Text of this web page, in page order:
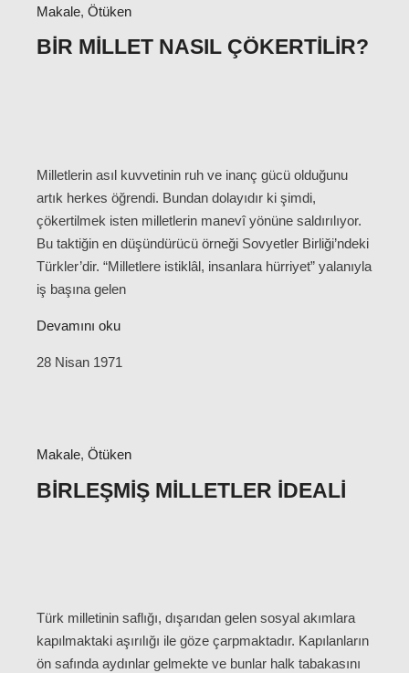
Makale, Ötüken
BIR MILLET NASIL ÇÖKERTILIR?
Milletlerin asıl kuvvetinin ruh ve inanç gücü olduğunu
artık herkes öğrendi. Bundan dolayıdır ki şimdi,
çökertilmek isten milletlerin manevî yönüne saldırılıyor.
Bu taktiğin en düşündürücü örneği Sovyetler Birliği’ndeki
Türkler’dir. “Milletlere istiklâl, insanlara hürriyet” yalanıyla
iş başına gelen
Devamını oku
28 Nisan 1971
Makale, Ötüken
BIRLEŞMIŞ MILLETLER İDEALI
Türk milletinin saflığı, dışarıdan gelen sosyal akımlara
kapılmaktaki aşırılığı ile göze çarpmaktadır. Kapılanların
ön safında aydınlar gelmekte ve bunlar halk tabakasını